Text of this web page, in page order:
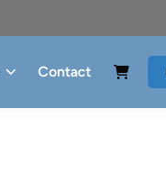
Contact